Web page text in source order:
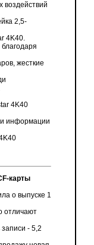
воздействий
2,5-
4K40.
жесткие
4K40
информации
карты
о выпуске 1
отличают
- 5,2